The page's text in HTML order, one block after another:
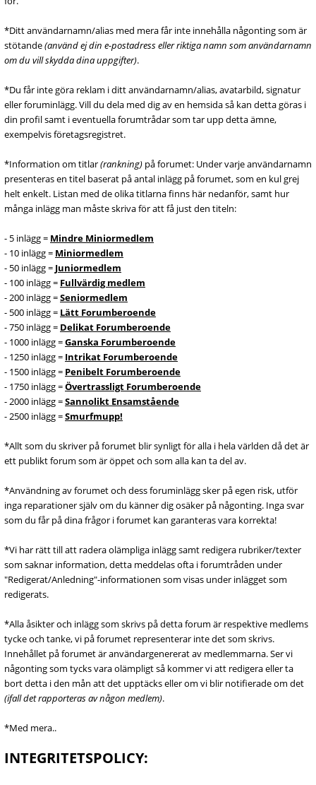
*Ditt användarnamn/alias med mera får inte innehålla någonting som är
stötande(använd ej din e-postadress eller riktiga namn som användarnamn
om du vill skydda dina uppgifter).
*Du får inte göra reklam i ditt användarnamn/alias, avatarbild, signatur
eller foruminlägg. Vill du dela med dig av en hemsida så kan detta göras i
din profil samt i eventuella forumtrådar som tar upp detta ämne,
exempelvis företagsregistret.
*Information om titlar(rankning) på forumet: Under varje användarnamn
presenteras en titel baserat på antal inlägg på forumet, som en kul grej
helt enkelt. Listan med de olika titlarna finns här nedanför, samt hur
många inlägg man måste skriva för att få just den titeln:
- 5 inlägg = Mindre Miniormedlem
- 10 inlägg = Miniormedlem
- 50 inlägg = Juniormedlem
- 100 inlägg = Fullvärdig medlem
- 200 inlägg =Seniormedlem
- 500 inlägg = Lätt Forumberoende
- 750 inlägg = Delikat Forumberoende
- 1000 inlägg =Ganska Forumberoende
- 1250 inlägg = Intrikat Forumberoende
- 1500 inlägg = Penibelt Forumberoende
- 1750 inlägg =Övertrassligt Forumberoende
- 2000 inlägg =Sannolikt Ensamstående
- 2500 inlägg =Smurfmupp!
*Allt som du skriver på forumet blir synligt för alla i hela världen då det är
ett publikt forum som är öppet och som alla kan ta del av.
*Användning av forumet och dess foruminlägg sker på egen risk, utför
inga reparationer själv om du känner dig osäker på någonting. Inga svar
som du får på dina frågor i forumet kan garanteras vara korrekta!
*Vi har rätt till att radera olämpliga inlägg samt redigera rubriker/texter
som saknar information, detta meddelas ofta i forumtråden under
"Redigerat/Anledning"-informationen som visas under inlägget som
redigerats.
*Alla åsikter och inlägg som skrivs på detta forum är respektive medlems
tycke och tanke, vi på forumet representerar inte det som skrivs.
Innehållet på forumet är användargenererat av medlemmarna. Ser vi
någonting som tycks vara olämpligt så kommer vi att redigera eller ta
bort detta i den mån att det upptäcks eller om vi blir notifierade om det
(ifall det rapporteras av någon medlem).
*Med mera..
INTEGRITETSPOLICY: